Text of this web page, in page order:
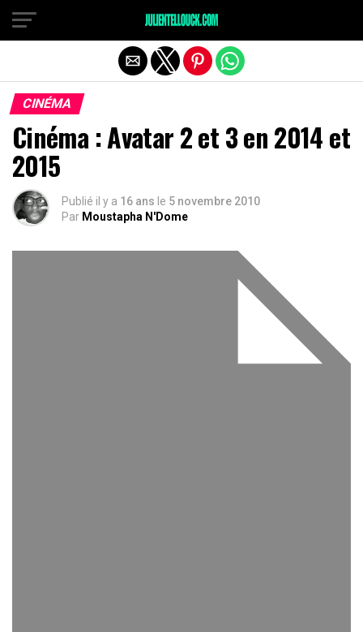
CINÉMA
Cinéma : Avatar 2 et 3 en 2014 et
2015
Publié il y a 16 ans le 5 novembre 2010
Par Moustapha N'Dome